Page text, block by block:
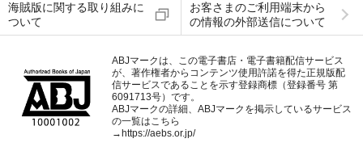
海賊版に関する取り組みに
ついて
お客さまのご利用端末から
の情報の外部送信について
ABJマークは、この電子書店・電子書籍配信サービス
が、著作権者からコンテンツ使用許諾を得た正規版配
信サービスであることを示す登録商標（登録番号 第
6091713号）です。
ABJマークの詳細、ABJマークを掲示しているサービス
の一覧はこちら
→ https://aebs.or.jp/